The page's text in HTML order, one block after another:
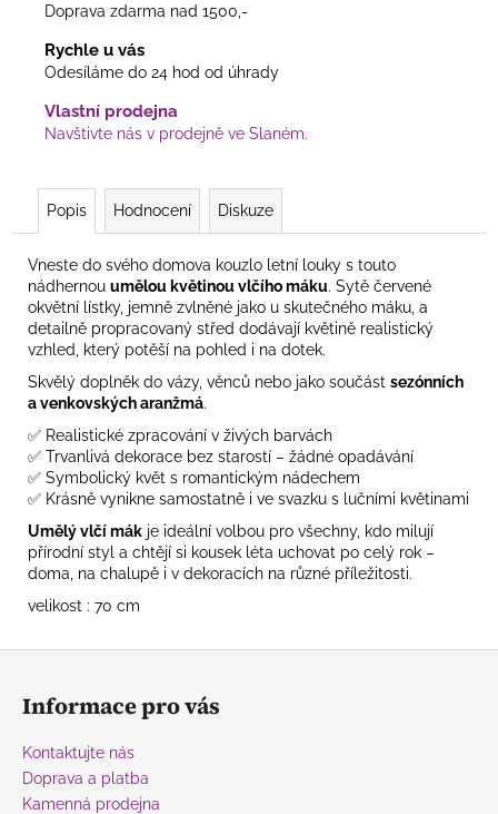
Doprava zdarma nad 1500,-
Rychle u vás
Odesíláme do 24 hod od úhrady
Vlastní prodejna
Navštivte nás v prodejně ve Slaném.
Popis Hodnocení Diskuze
Vneste do svého domova kouzlo letní louky s touto
nádhernou umělou květinou vlčího máku. Sytě červené
okvětní lístky, jemně zvlněné jako u skutečného máku, a
detailně propracovaný střed dodávají květině realistický
vzhled, který potěší na pohled i na dotek.
Skvělý doplněk do vázy, věnců nebo jako součást sezónních
a venkovských aranžmá.
✅ Realistické zpracování v živých barvách
✅ Trvanlivá dekorace bez starostí – žádné opadávání
✅ Symbolický květ s romantickým nádechem
✅ Krásně vynikne samostatně i ve svazku s lučními květinami
Umělý vlčí mák je ideální volbou pro všechny, kdo milují
přírodní styl a chtějí si kousek léta uchovat po celý rok –
doma, na chalupě i v dekoracích na různé příležitosti.
velikost : 70 cm
Z
Informace pro vás
Kontaktujte nás
Doprava a platba
Kamenná prodejna